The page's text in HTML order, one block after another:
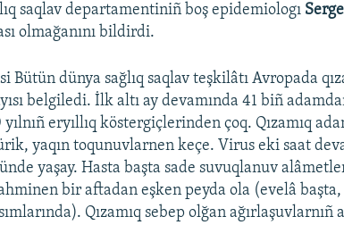
saqlav departamentiniñ boş epidemiologı
olmağanını bildirdi.
Bütün dünya sağlıq saqlav teşkilâtı Avropada
belgiledi. İlk altı ay devamında 41 biñ
eryıllıq köstergiçlerinden çoq. Qızamıq
yaqın toqunuvlarnen keçe. Virus eki saat
yaşay. Hasta başta sade suvuqlanuv
bir aftadan eşken peyda ola (evelâ başta,
Qızamıq sebep olğan ağırlaşuvlarnıñ